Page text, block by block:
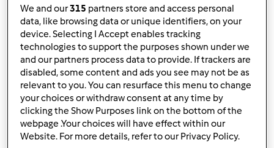
4 | Ultimo messaggio
Team Bimby Iscritto : 11.12.2009
Mar, 01/07/2020 - 14:06
Ciao Simona,
ci dispiace leggere il tuo malcontento. Per favore puoi
inviarci tramite messaggio privato il numero di PO o di
We and our315 partners store and access personal
data, like browsing data or unique identifiers, on your
device. Selecting I Accept enables tracking
technologies to support the purposes shown under we
and our partners process data to provide. If trackers are
disabled, some content and ads you see may not be as
relevant to you. You can resurface this menu to change
your choices or withdraw consent at any time by
clicking the Show Purposes link on the bottom of the
webpage .Your choices will have effect within our
Website. For more details, refer to our Privacy Policy.